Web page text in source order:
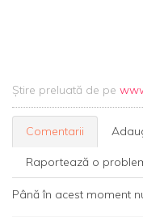
Știre preluată de pe
Comentarii
Raportează o
Până în acest moment